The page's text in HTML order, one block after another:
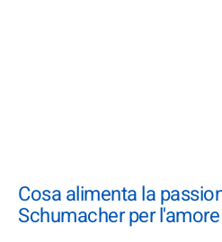
Cosa alimenta la
Schumacher per